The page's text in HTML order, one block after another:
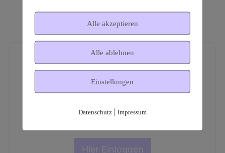
Dies ist ein geschützter
Mitgliederbereich!
Hier Einloggen
Alle akzeptieren
Alle ablehnen
Einstellungen
Datenschutz| Impressum